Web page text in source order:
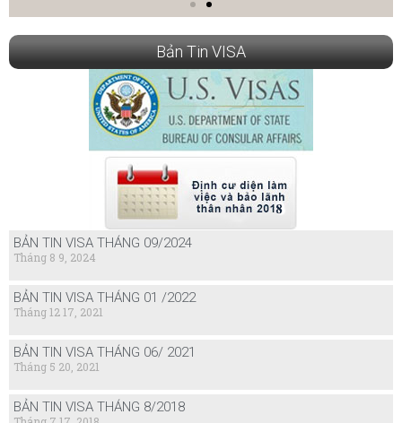
Bản Tin VISA
BẢN TIN VISA THÁNG 09/2024
Tháng 8 9, 2024
BẢN TIN VISA THÁNG 01 /2022
Tháng 12 17, 2021
BẢN TIN VISA THÁNG 06/ 2021
Tháng 5 20, 2021
BẢN TIN VISA THÁNG 8/2018